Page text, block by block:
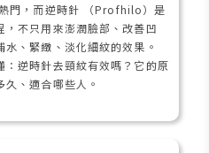
門，而逆時針 （Profhilo）是
，不只用來澎潤臉部、改善凹
、緊緻、淡化細紋的效果。
：逆時針去頸紋有效嗎？它的原
、適合哪些人。